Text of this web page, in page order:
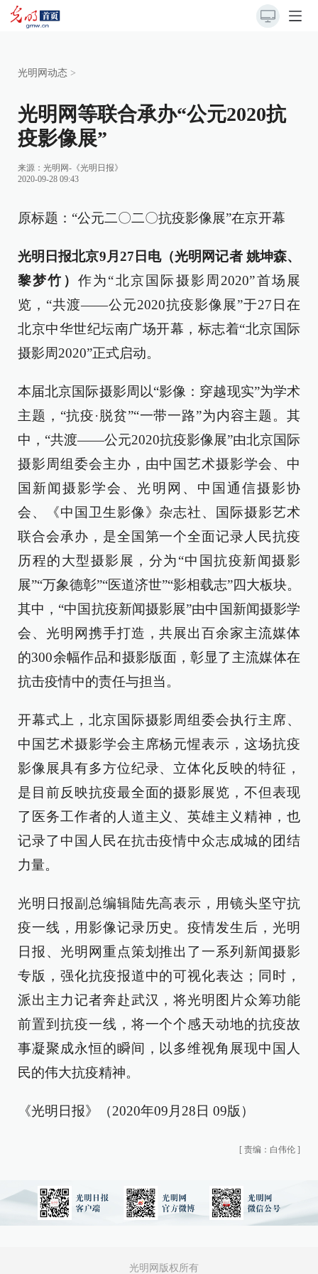
光明网动态 >
光明网等联合承办“公元2020抗
疫影像展”
来源： 光明网-《光明日报》
2020-09-28 09:43
原标题：“公元二〇二〇抗疫影像展”在京开幕
光明日报北京9月27日电（光明网记者 姚坤森、
黎梦竹） 作为“北京国际摄影周2020”首场展
览，“共渡——公元2020抗疫影像展”于27日在
北京中华世纪坛南广场开幕，标志着“北京国际
摄影周2020”正式启动。
本届北京国际摄影周以“影像：穿越现实”为学术
主题，“抗疫·脱贫”“一带一路”为内容主题。其
中，“共渡——公元2020抗疫影像展”由北京国际
摄影周组委会主办，由中国艺术摄影学会、中
国新闻摄影学会、光明网、中国通信摄影协
会、《中国卫生影像》杂志社、国际摄影艺术
联合会承办，是全国第一个全面记录人民抗疫
历程的大型摄影展，分为“中国抗疫新闻摄影
展”“万象德彰”“医道济世”“影相载志”四大板块。
其中，“中国抗疫新闻摄影展”由中国新闻摄影学
会、光明网携手打造，共展出百余家主流媒体
的300余幅作品和摄影版面，彰显了主流媒体在
抗击疫情中的责任与担当。
开幕式上，北京国际摄影周组委会执行主席、
中国艺术摄影学会主席杨元惺表示，这场抗疫
影像展具有多方位纪录、立体化反映的特征，
是目前反映抗疫最全面的摄影展览，不但表现
了医务工作者的人道主义、英雄主义精神，也
记录了中国人民在抗击疫情中众志成城的团结
力量。
光明日报副总编辑陆先高表示，用镜头坚守抗
疫一线，用影像记录历史。疫情发生后，光明
日报、光明网重点策划推出了一系列新闻摄影
专版，强化抗疫报道中的可视化表达；同时，
派出主力记者奔赴武汉，将光明图片众筹功能
前置到抗疫一线，将一个个感天动地的抗疫故
事凝聚成永恒的瞬间，以多维视角展现中国人
民的伟大抗疫精神。
《光明日报》（2020年09月28日 09版）
[ 责编：白伟伦 ]
光明网版权所有